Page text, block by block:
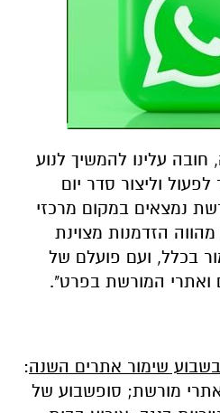
עלינו להמשיך לנוע
וליצור סדר יום
נמצאים במקום מרכזי
הזדמנות מצוינת
בכלל, ועם פועלם של
ואתרי המורשת בפרט".
בשבוע שימור אתרים השנה:
באתרי מורשת; סופשבוע של